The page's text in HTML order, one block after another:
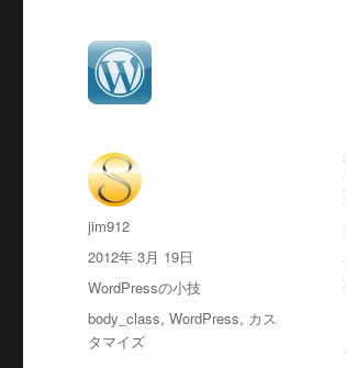
投
稿
jim912
投
稿
2012年 3月 19日
カ
テ
ゴ
リ
WordPressの小技
タ
グ
body_class,WordPress, カス
タマイズ